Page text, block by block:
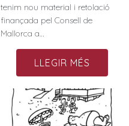
tenim nou material i retolació
finançada pel Consell de
Mallorca a…
LLEGIR MÉS